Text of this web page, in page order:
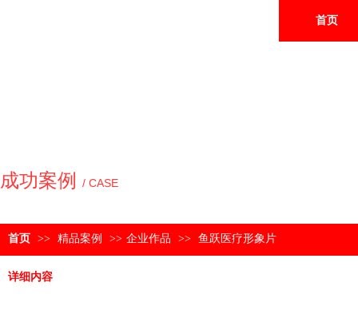
首页
成功案例 / CASE
首页 >> 精品案例 >> 企业作品 >> 鱼跃医疗形象片
详细内容